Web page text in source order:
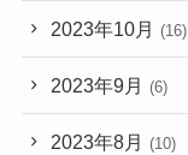
2023年10月 (16)
2023年9月 (6)
2023年8月 (10)